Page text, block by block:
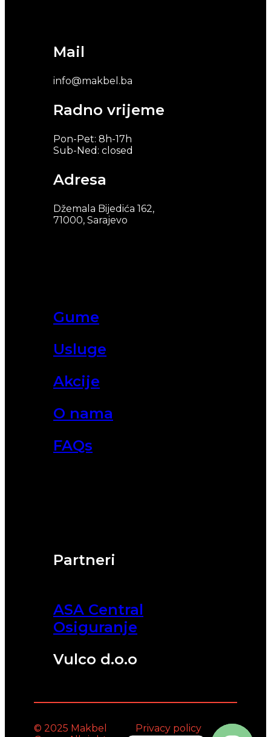
Partneri
ASA Central
Osiguranje
Vulco d.o.o
Gume
Usluge
Akcije
O nama
FAQs
Mail
info@makbel.ba
Radno vrijeme
Pon-Pet: 8h-17h
Sub-Ned: closed
Adresa
Džemala Bijedića 162,
71000, Sarajevo
© 2025 Makbel
Privacy policy